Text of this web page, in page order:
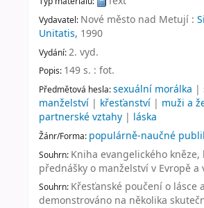
Vydavatel: Nové město nad Metují :
Unitatis, 1990
Vydání: 2. vyd.
Popis: 149 s. : fot.
Předmětová hesla:sexuální morálka |
manželství | křesťanství | muži a
partnerské vztahy | láska
Žánr/Forma: populárně-naučné
Souhrn: Kniha evangelického kněze,
přednášky o manželství v Evropě a
Souhrn: Křesťanské poučení o lásce
demonstrováno na několika